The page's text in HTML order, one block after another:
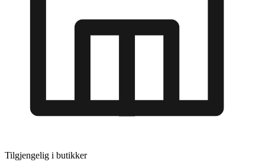
Tilgjengelig i butikker